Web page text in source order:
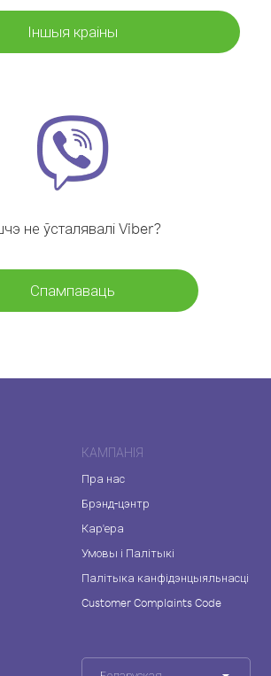
Іншыя краіны
не ўсталявалі Viber?
Спампаваць
КАМПАНІЯ
Пра нас
Брэнд-цэнтр
Кар'ера
Умовы і Палітыкі
Палітыка канфідэнцыяльнасці
Customer Complaints Code